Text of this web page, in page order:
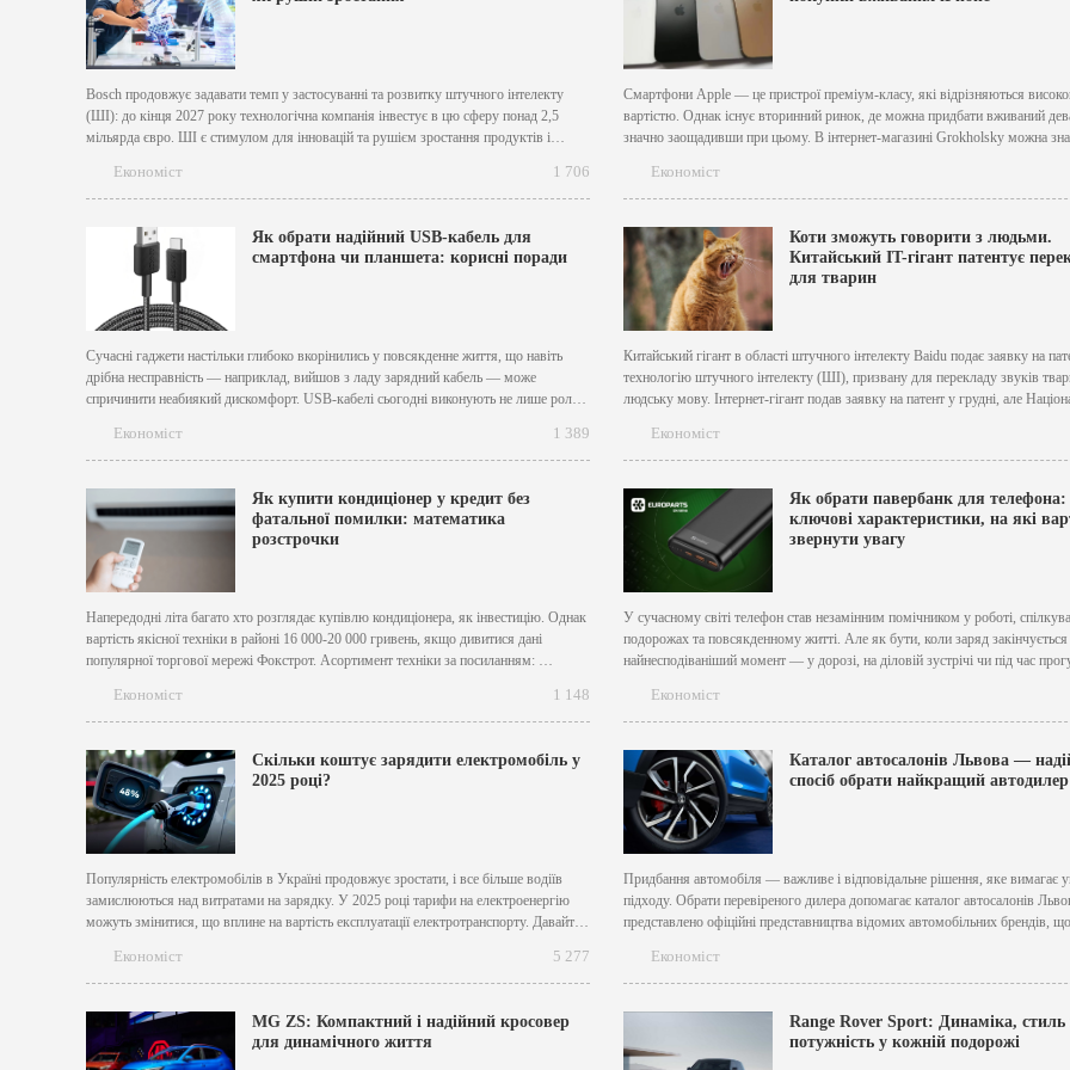
Bosch продовжує задавати темп у застосуванні та розвитку штучного інтелекту
(ШІ): до кінця 2027 року технологічна компанія інвестує в цю сферу понад 2,5
мільярда євро. ШІ є стимулом для інновацій та рушієм зростання продуктів і
перевіряє якість на виробництві та полегшує повсякденне...
Економіст 1 706
Смартфони Apple — це пристрої преміум-класу, які відрізняються
вартістю. Однак існує вторинний ринок, де можна придбати вживаний
значно заощадивши при цьому. В інтернет-магазині Grokholsky можна
колір корпусу і обсяг пам'яті. Хоча покупка вживаного пристрою може...
Економіст
Як обрати надійний USB-кабель для
смартфона чи планшета: корисні поради
Сучасні гаджети настільки глибоко вкорінились у повсякденне життя, що навіть
дрібна несправність — наприклад, вийшов з ладу зарядний кабель — може
спричинити неабиякий дискомфорт. USB-кабелі сьогодні виконують не лише роль
пристроїв і навіть підтримку функцій, як-от OTG або DisplayPort. Тому до...
Економіст 1 389
Коти зможуть говорити з людьми.
Китайський IT-гігант патентує
для тварин
Китайський гігант в області штучного інтелекту Baidu подає заявку на
технологію штучного інтелекту (ШІ), призвану для перекладу звуків
людську мову. Інтернет-гігант подав заявку на патент у грудні, але
Метод перекладу працює шляхом збору різних типів даних...
Економіст
Як купити кондиціонер у кредит без
фатальної помилки: математика
розстрочки
Напередодні літа багато хто розглядає купівлю кондиціонера, як інвестицію. Однак
вартість якісної техніки в районі 16 000-20 000 гривень, якщо дивитися дані
популярної торгової мережі Фокстрот. Асортимент техніки за посиланням:
можна розраховувати. Купівля кондиціонера в кредит або розстрочку може бути
вигідна, якщо враховувати деякі моменти....
Економіст 1 148
Як обрати павербанк для телефона:
ключові характеристики, на які
звернути увагу
У сучасному світі телефон став незамінним помічником у роботі,
подорожах та повсякденному житті. Але як бути, коли заряд
найнесподіваніший момент — у дорозі, на діловій зустрічі чи під час
будь-який момент. Щоб обрати оптимальну модель, варто...
Економіст
Скільки коштує зарядити електромобіль у
2025 році?
Популярність електромобілів в Україні продовжує зростати, і все більше водіїв
замислюються над витратами на зарядку. У 2025 році тарифи на електроенергію
можуть змінитися, що вплине на вартість експлуатації електротранспорту. Давайте
фактори впливають на цю вартість. [caption id="attachment_7515" align="aligncenter"
width="1000"] Image...
Економіст 5 277
Каталог автосалонів Львова —
спосіб обрати найкращий автодилер
Придбання автомобіля — важливе і відповідальне рішення, яке вимагає
підходу. Обрати перевіреного дилера допомагає каталог автосалонів
представлено офіційні представництва відомих автомобільних брендів, що
обслуговування. Якщо ви плануєте придбати транспортний засіб, варто
увагу на автомобільні салони у Львові,...
Економіст
MG ZS: Компактний і надійний кросовер
для динамічного життя
Range Rover Sport: Динаміка, стиль
потужність у кожній подорожі